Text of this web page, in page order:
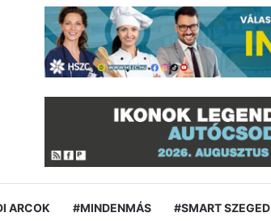
ARCOK #MINDENMÁS #SMART SZEGED